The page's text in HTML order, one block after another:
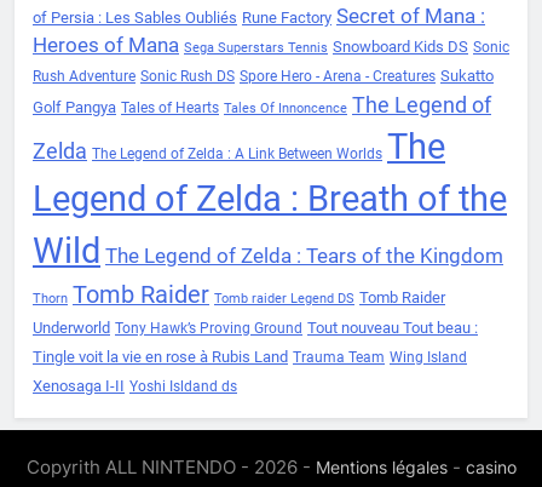
of Persia : Les Sables Oubliés Rune Factory Secret of Mana :
Heroes of Mana Sega Superstars Tennis Snowboard Kids DS Sonic
Rush Adventure Sonic Rush DS Spore Hero - Arena - Creatures Sukatto
Golf Pangya Tales of Hearts Tales Of Innoncence The Legend of
Zelda The Legend of Zelda : A Link Between Worlds The
Legend of Zelda : Breath of the
Wild The Legend of Zelda : Tears of the Kingdom
Thorn Tomb Raider Tomb raider Legend DS Tomb Raider
Underworld Tony Hawk’s Proving Ground Tout nouveau Tout beau :
Tingle voit la vie en rose à Rubis Land Trauma Team Wing Island
Xenosaga I-II Yoshi Isldand ds
Copyrith ALL NINTENDO - 2026 - Mentions légales- casino